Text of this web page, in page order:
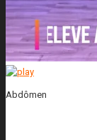
Abdômen